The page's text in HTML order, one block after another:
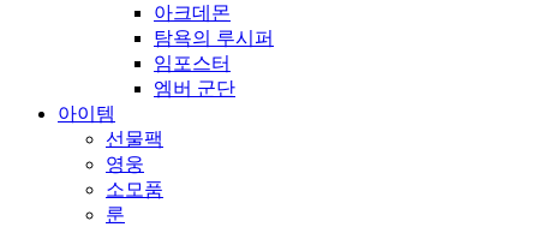
아크데몬
탐욕의 루시퍼
임포스터
엠버 군단
아이템
선물팩
영웅
소모품
룬